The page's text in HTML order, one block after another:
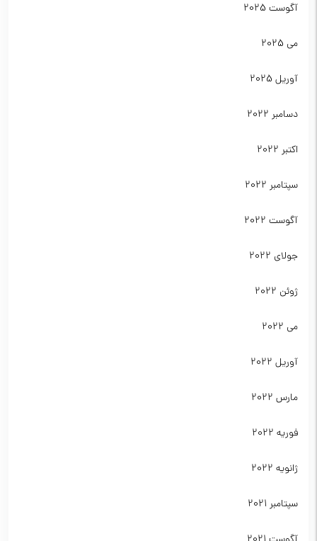
آگوست 2025
می 2025
آوریل 2025
دسامبر 2022
اکتبر 2022
سپتامبر 2022
آگوست 2022
جولای 2022
ژوئن 2022
می 2022
آوریل 2022
مارس 2022
فوریه 2022
ژانویه 2022
سپتامبر 2021